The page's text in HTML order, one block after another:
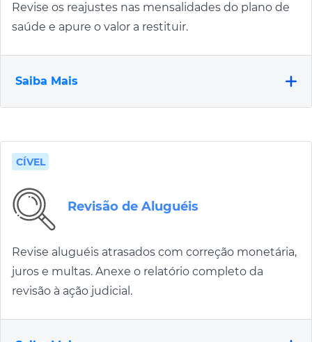
Revise os reajustes nas mensalidades do plano de
saúde e apure o valor a restituir.
Saiba Mais
CÍVEL
Revisão de Aluguéis
Revise aluguéis atrasados com correção monetária,
juros e multas. Anexe o relatório completo da
revisão à ação judicial.